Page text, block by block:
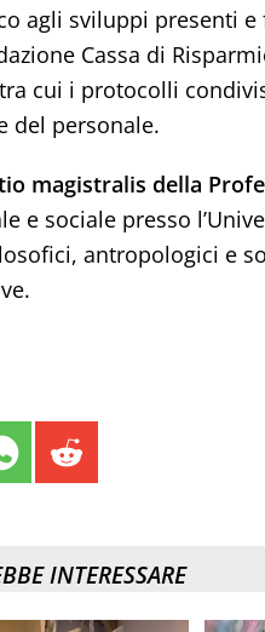
agli sviluppi presenti
Cassa di
cui i protocolli
del personale.
magistralis della
e sociale presso
antropologici e
INTERESSARE